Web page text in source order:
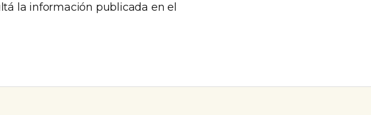
la información publicada en el